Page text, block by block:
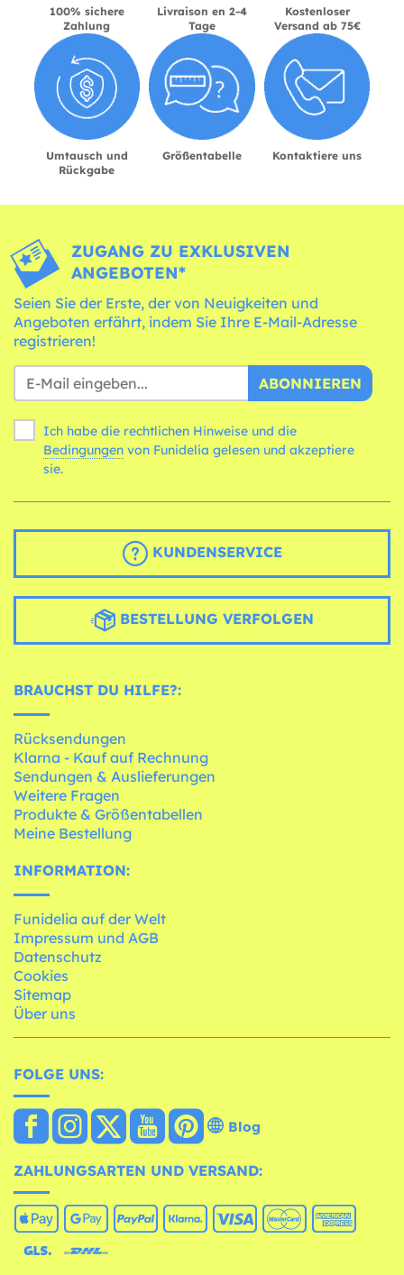
100% sichere
Zahlung
Livraison en 2-4
Tage
Kostenloser
Versand ab 75€
Umtausch und
Rückgabe
Größentabelle Kontaktiere uns
ZUGANG ZU EXKLUSIVEN
ANGEBOTEN*
Seien Sie der Erste, der von Neuigkeiten und
Angeboten erfährt, indem Sie Ihre E-Mail-Adresse
registrieren!
ABONNIEREN
Ich habe die rechtlichen Hinweise und die
Bedingungen
sie.
KUNDENSERVICE
BESTELLUNG VERFOLGEN
BRAUCHST DU HILFE?:
Rücksendungen
Klarna - Kauf auf Rechnung
Sendungen & Auslieferungen
Weitere Fragen
Produkte & Größentabellen
Meine Bestellung
INFORMATION:
Funidelia auf der Welt
Impressum und AGB
Datenschutz
Cookies
Sitemap
Über uns
FOLGE UNS:
Blog
ZAHLUNGSARTEN UND VERSAND: